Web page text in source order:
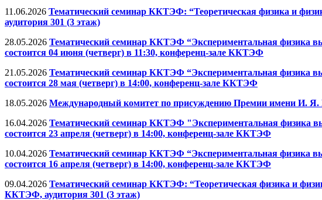
11.06.2026 Тематический семинар ККТЭФ: “Теоретическая физика и
аудитория 301 (3 этаж)
28.05.2026 Тематический семинар ККТЭФ “Экспериментальная физика
состоится 04 июня (четверг) в 11:30, конференц-зале ККТЭФ
21.05.2026 Тематический семинар ККТЭФ “Экспериментальная физика
состоится 28 мая (четверг) в 14:00, конференц-зале ККТЭФ
18.05.2026 Международный комитет по присуждению Премии имени И. Я.
16.04.2026 Тематический семинар ККТЭФ "Экспериментальная физика
состоится 23 апреля (четверг) в 14:00, конференц-зале ККТЭФ
10.04.2026 Тематический семинар ККТЭФ “Экспериментальная физика
состоится 16 апреля (четверг) в 14:00, конференц-зале ККТЭФ
09.04.2026 Тематический семинар ККТЭФ: “Теоретическая физика и
ККТЭФ, аудитория 301 (3 этаж)